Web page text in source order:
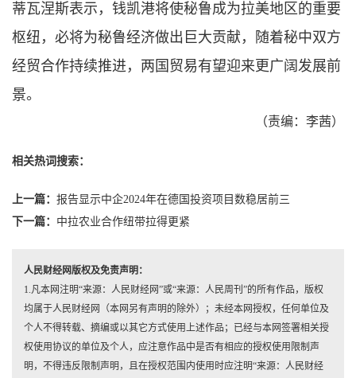
蒂瓦涅斯表示，钱凯港将使秘鲁成为拉美地区的重要
枢纽，必将为秘鲁经济做出巨大贡献，随着秘中双方
经贸合作持续推进，两国贸易有望迎来更广阔发展前
景。
（责编：李茜）
相关热词搜索：
上一篇： 报告显示中企2024年在德国投资项目数稳居前三
下一篇： 中拉农业合作纽带拉得更紧
人民财经网版权及免责声明：
1.凡本网注明“来源：人民财经网”或“来源：人民周刊”的所有作品，版权
均属于人民财经网（本网另有声明的除外）；未经本网授权，任何单位及
个人不得转载、摘编或以其它方式使用上述作品；已经与本网签署相关授
权使用协议的单位及个人，应注意作品中是否有相应的授权使用限制声
明，不得违反限制声明，且在授权范围内使用时应注明“来源：人民财经